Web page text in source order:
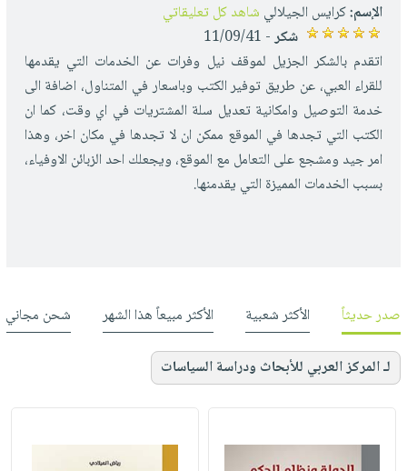
الإسم:كرايس الجيلالي شاهد كل تعليقاتي
شكر- 11/09/41
اتقدم بالشكر الجزيل لموقف نيل وفرات عن الخدمات التي يقدمها
للقراء العبي، عن طريق توفير الكتب وباسعار في المتناول، اضافة الى
خدمة التوصيل وامكانية تعديل سلة المشتريات في اي وقت، كما ان
الكتب التي تجدها في الموقع ممكن ان لا تجدها في مكان اخر، وهذا
امر جيد ومشجع على التعامل مع الموقع، ويجعلك احد الزبائن الاوفياء،
بسبب الخدمات المميزة التي يقدمنها.
صدر حديثاً الأكثر شعبية الأكثر مبيعاً هذا الشهر شحن مجاني
لـ المركز العربي للأبحاث ودراسة السياسات